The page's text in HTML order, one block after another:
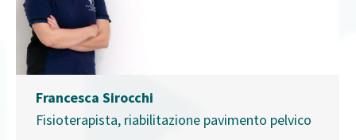
Francesca Sirocchi
Fisioterapista, riabilitazione pavimento pelvico